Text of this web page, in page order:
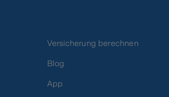
Versicherung berechnen
Blog
App